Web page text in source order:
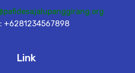
: +6281234567898
Link